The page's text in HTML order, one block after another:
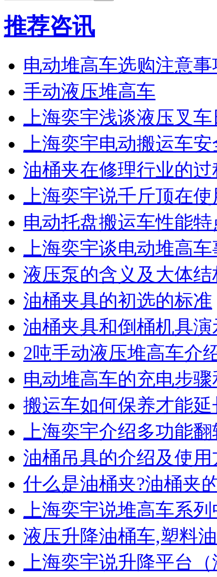
推荐咨讯
电动堆高车选购注意
手动液压堆高车
上海奕宇浅谈液压叉
上海奕宇电动搬运车
油桶夹在修理行业的
上海奕宇说千斤顶在
电动托盘搬运车性能
上海奕宇谈电动堆高
液压泵的含义及大体结
油桶夹具的初选的标准
油桶夹具和倒桶机具
2吨手动液压堆高车介
电动堆高车的充电步
搬运车如何保养才能
上海奕宇介绍多功能
油桶吊具的介绍及使用
什么是油桶夹?油桶夹
上海奕宇说堆高车系
液压升降油桶车,塑料
上海奕宇说升降平台